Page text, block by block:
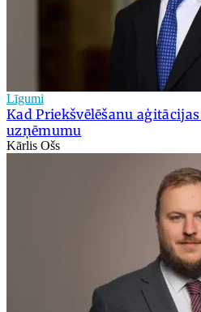
Līgumi
Kad Priekšvēlēšanu
uzņēmumu
Kārlis Ošs